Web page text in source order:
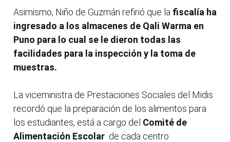
Asimismo, Niño de Guzmán refirió que la fiscalía ha
ingresado a los almacenes de Qali Warma en
Puno para lo cual se le dieron todas las
facilidades para la inspección y la toma de
muestras.
La viceministra de Prestaciones Sociales del Midis
recordó que la preparación de los alimentos para
los estudiantes, está a cargo del Comité de
Alimentación Escolar de cada centro